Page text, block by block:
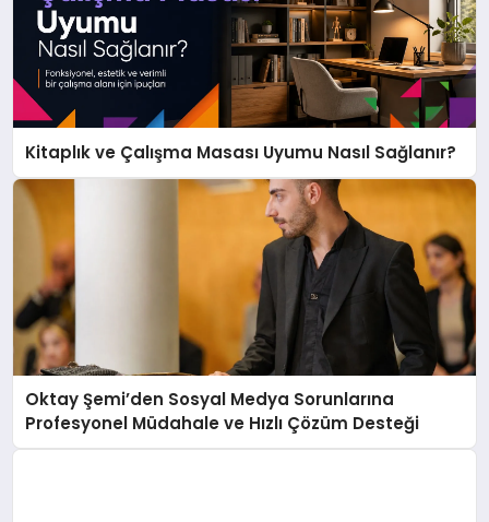
Kitaplık ve Çalışma Masası Uyumu Nasıl Sağlanır?
Oktay Şemi’den Sosyal Medya Sorunlarına
Profesyonel Müdahale ve Hızlı Çözüm Desteği